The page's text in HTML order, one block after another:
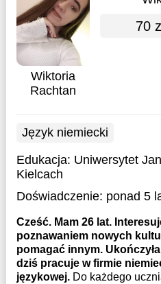
Wiktoria
Rachtan
70
Język niemiecki
Edukacja: Uniwersytet
Kielcach
Doświadczenie: ponad 5
Cześć. Mam 26 lat.
poznawaniem nowych
pomagać innym.
dziś pracuje w firmie
językowej. Do każdego